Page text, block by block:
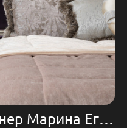
Квартира — дизайнер Марина Егорова | Domoff Group